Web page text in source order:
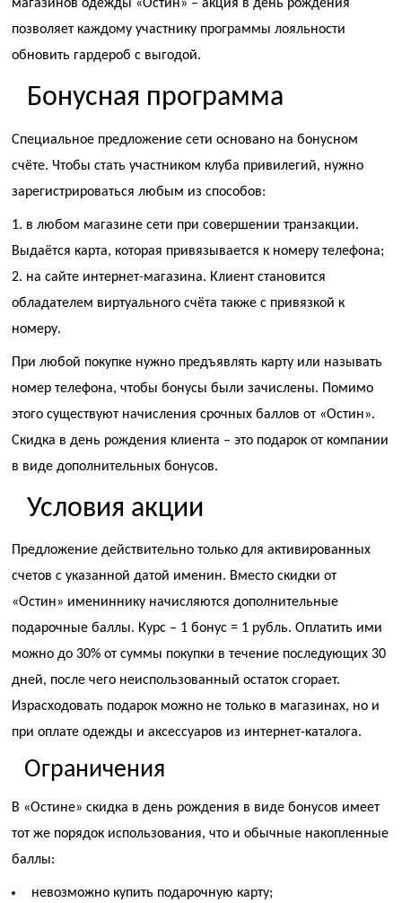
магазинов одежды «Остин» – акция в день рождения
позволяет каждому участнику программы лояльности
обновить гардероб с выгодой.
Бонусная программа
Специальное предложение сети основано на бонусном
счёте. Чтобы стать участником клуба привилегий, нужно
зарегистрироваться любым из способов:
в любом магазине сети при совершении транзакции.
Выдаётся карта, которая привязывается к номеру телефона;
на сайте интернет-магазина. Клиент становится
обладателем виртуального счёта также с привязкой к
номеру.
При любой покупке нужно предъявлять карту или называть
номер телефона, чтобы бонусы были зачислены. Помимо
этого существуют начисления срочных баллов от «Остин».
Скидка в день рождения клиента – это подарок от компании
в виде дополнительных бонусов.
Условия акции
Предложение действительно только для активированных
счетов с указанной датой именин. Вместо скидки от
«Остин» имениннику начисляются дополнительные
подарочные баллы. Курс – 1 бонус = 1 рубль. Оплатить ими
можно до 30% от суммы покупки в течение последующих 30
дней, после чего неиспользованный остаток сгорает.
Израсходовать подарок можно не только в магазинах, но и
при оплате одежды и аксессуаров из интернет-каталога.
Ограничения
В «Остине» скидка в день рождения в виде бонусов имеет
тот же порядок использования, что и обычные накопленные
баллы:
невозможно купить подарочную карту;